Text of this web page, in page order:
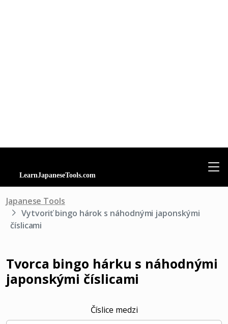
Japanese Tools
Vytvoriť bingo hárok s náhodnými japonskými
číslicami
Tvorca bingo hárku s náhodnými
japonskými číslicami
Číslice medzi